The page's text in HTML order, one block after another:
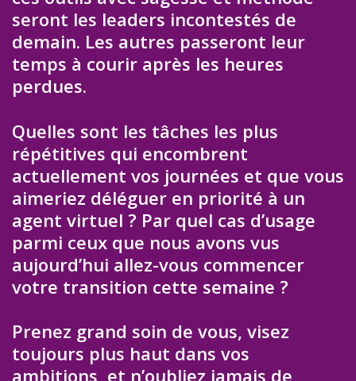
seront les leaders incontestés de
demain. Les autres passeront leur
temps à courir après les heures
perdues.
Quelles sont les tâches les plus
répétitives qui encombrent
actuellement vos journées et que vous
aimeriez déléguer en priorité à un
agent virtuel ? Par quel cas d’usage
parmi ceux que nous avons vus
aujourd’hui allez-vous commencer
votre transition cette semaine ?
Prenez grand soin de vous, visez
toujours plus haut dans vos
ambitions, et n’oubliez jamais de